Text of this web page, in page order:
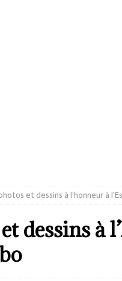
et dessins à l’honneur à
dessins à